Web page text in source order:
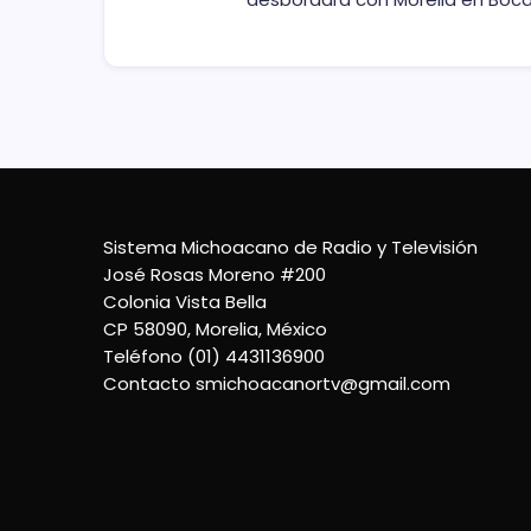
Sistema Michoacano de Radio y Televisión
José Rosas Moreno #200
Colonia Vista Bella
CP 58090, Morelia, México
Teléfono (01) 4431136900
Contacto smichoacanortv@gmail.com